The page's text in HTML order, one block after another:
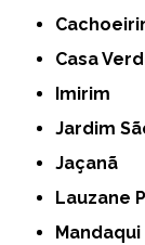
Casa
Imirim
Jardim
Jaçanã
Lauzane
Mandaqui